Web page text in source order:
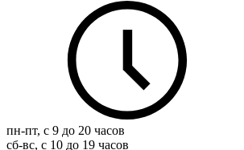
пн-пт, с 9 до 20 часов
сб-вс, с 10 до 19 часов